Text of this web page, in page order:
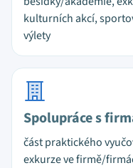
kulturních akcí,
výlety
Spolupráce s
část praktického
exkurze ve firmě/